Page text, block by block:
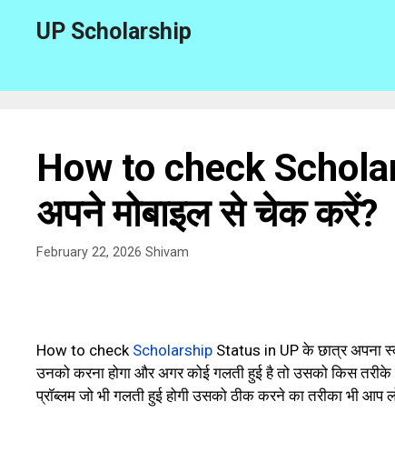
UP Scholarship
How to check
अपने मोबाइल से चेक करें?
February 22, 2026 Shivam
How to check Scholarship Status in UP के छात्र अपना
उनको करना होगा और अगर कोई गलती हुई है तो उसको किस
प्रॉब्लम जो भी गलती हुई होगी उसको ठीक करने का तरीका भी आप